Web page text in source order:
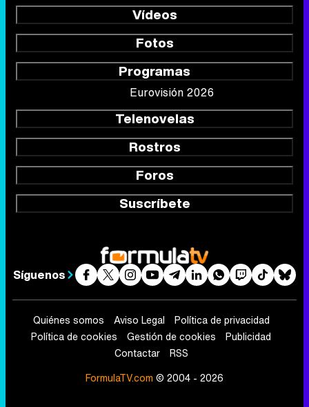
Vídeos
Fotos
Programas
Eurovisión 2026
Telenovelas
Rostros
Foros
Suscríbete
Síguenos
Quiénes somos Aviso Legal
Política de privacidad
Política de cookies
Gestión de cookies
Publicidad
Contactar
RSS
FormulaTV.com © 2004 - 2026